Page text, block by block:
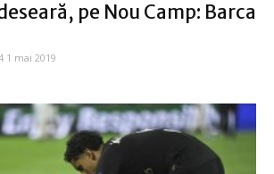
pe Nou Camp: Barca
1 mai 2019